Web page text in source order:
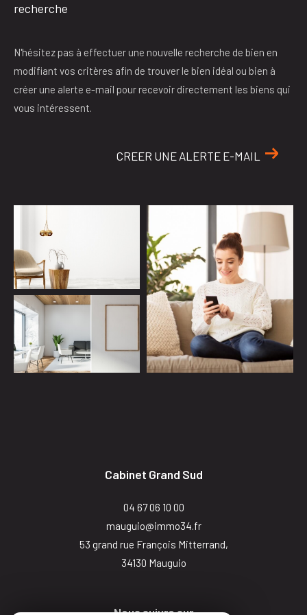
recherche
N'hésitez pas à effectuer une nouvelle recherche de bien en
modifiant vos critères afin de trouver le bien idéal ou bien à
créer une alerte e-mail pour recevoir directement les biens qui
vous intéressent.
CREER UNE ALERTE E-MAIL
Cabinet Grand Sud
04 67 06 10 00
mauguio@immo34.fr
53 grand rue François Mitterrand,
34130
mauguio